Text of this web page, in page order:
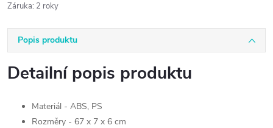
Záruka: 2 roky
Popis produktu
Detailní popis produktu
Materiál - ABS, PS
Rozměry - 67 x 7 x 6 cm